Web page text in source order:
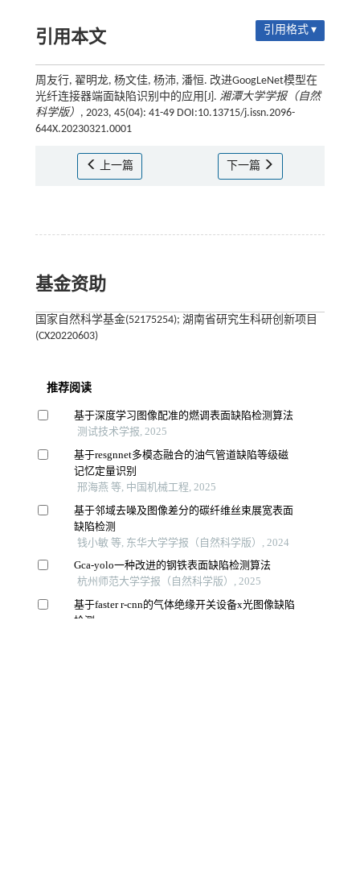
引用本文 引用格式 ▾
周友行, 翟明龙, 杨文佳, 杨沛, 潘恒. 改进GoogLeNet模型在
光纤连接器端面缺陷识别中的应用[J]. 湘潭大学学报（自然
科学版） , 2023, 45(04): 41-49 DOI:10.13715/j.issn.2096-
644X.20230321.0001
上一篇 下一篇
基金资助
国家自然科学基金(52175254); 湖南省研究生科研创新项目
(CX20220603)